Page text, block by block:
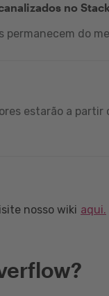
no
permanecem do
estarão a
nosso wiki aqui.